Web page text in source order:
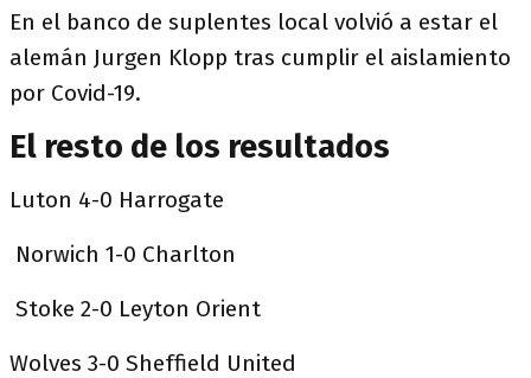
En el banco de suplentes local volvió a estar el
alemán Jurgen Klopp tras cumplir el aislamiento
por Covid-19.
El resto de los resultados
Luton 4-0 Harrogate
Norwich 1-0 Charlton
Stoke 2-0 Leyton Orient
Wolves 3-0 Sheffield United